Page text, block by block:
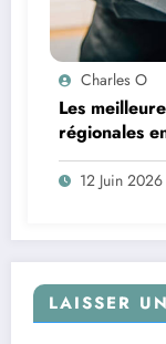
Charles O
Les
régionales
12 Juin 2026
LAISSER